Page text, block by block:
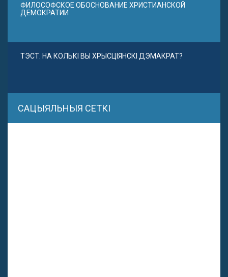
ФИЛОСОФСКОЕ ОБОСНОВАНИЕ ХРИСТИАНСКОЙ
ДЕМОКРАТИИ
ТЭСТ. НА КОЛЬКІ ВЫ ХРЫСЦІЯНСКІ ДЭМАКРАТ?
САЦЫЯЛЬНЫЯ СЕТКІ